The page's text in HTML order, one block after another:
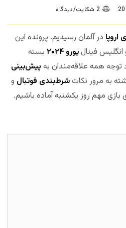
2 شکایت/دیدگاه
در آلمان رسیدیم. پرونده این
انگلیس فینالیورو ۲۰۲۴
بسته
توجه همه علاقه‌مندان به پیش‌بینی
به مرور نکاتشرط‌بندی فوتبال و
بازی مهم روز یکشنبه آماده باشیم.